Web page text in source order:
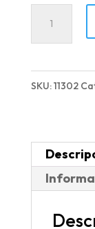
MB
cantidad
SKU:11302